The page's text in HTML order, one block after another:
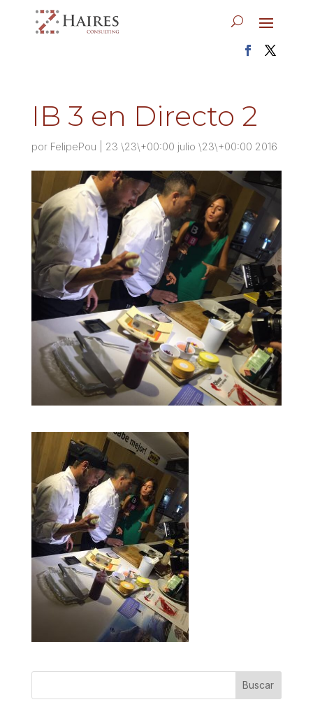
IB 3 en Directo 2
por FelipePou 23 \23\+00:00 julio \23\+00:00 2016